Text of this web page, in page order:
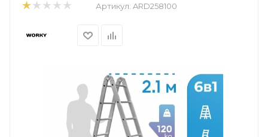
Артикул: ARD258100